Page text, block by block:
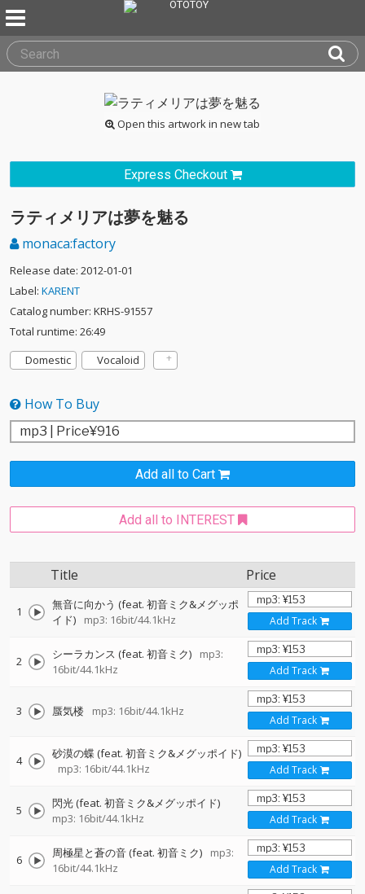
Open this artwork in new tab
Express Checkout
ラティメリアは夢を魅る
monaca:factory
Release date: 2012-01-01
Label: KARENT
Catalog number: KRHS-91557
Total runtime: 26:49
Domestic
Vocaloid
How To Buy
Add all to Cart
Add all to INTEREST
Title Price
1
無音に向かう (feat. 初音ミク&メグッポ
イド)
mp3: 16bit/44.1kHz Add Track
2 シーラカンス (feat. 初音ミク)
mp3:
16bit/44.1kHz
Add Track
3 蜃気楼 mp3: 16bit/44.1kHz
Add Track
4
砂漠の蝶 (feat. 初音ミク&メグッポイド)
mp3: 16bit/44.1kHz
Add Track
5
閃光 (feat. 初音ミク&メグッポイド)
mp3: 16bit/44.1kHz
Add Track
6 周極星と蒼の音 (feat. 初音ミク)
mp3:
16bit/44.1kHz
Add Track